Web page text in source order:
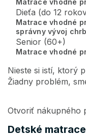
Detské
Matrace vhodné
Dieťa (do 12
Matrace vhodné
správny vývoj
Senior (60+)
Matrace vhodné
Nieste si istí, ktorý
Žiadny problém,
Otvoriť nákupného